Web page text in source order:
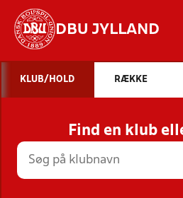
DBU JYLLAND
STILLINGER,
HOLD
KLUB/HOLD RÆKKE
Find en klub